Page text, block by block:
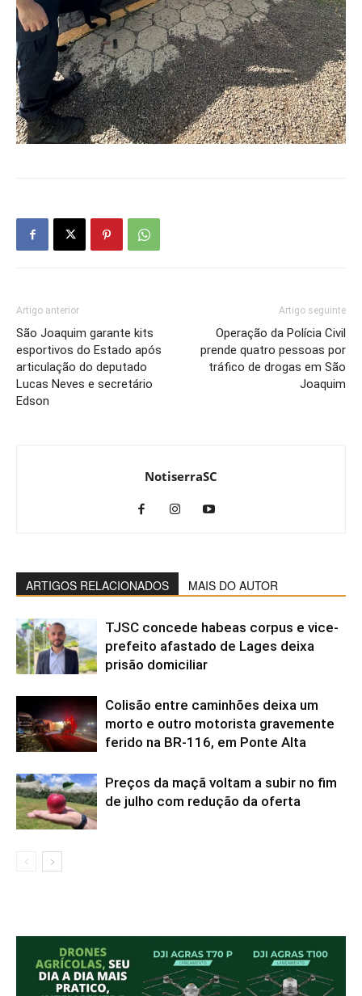
Artigo anterior
São Joaquim garante kits
esportivos do Estado após
articulação do deputado
Lucas Neves e secretário
Edson
Artigo seguinte
Operação da Polícia Civil
prende quatro pessoas por
tráfico de drogas em São
Joaquim
NotiserraSC
ARTIGOS RELACIONADOS MAIS DO AUTOR
TJSC concede habeas corpus e vice-
prefeito afastado de Lages deixa
prisão domiciliar
Colisão entre caminhões deixa um
morto e outro motorista gravemente
ferido na BR-116, em Ponte Alta
Preços da maçã voltam a subir no fim
de julho com redução da oferta